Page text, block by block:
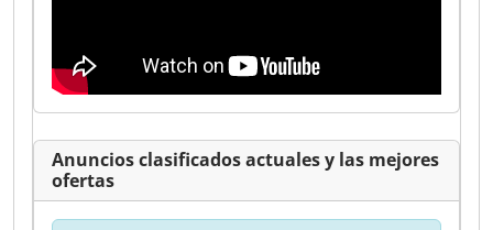
Anuncios clasificados actuales y las mejores
ofertas